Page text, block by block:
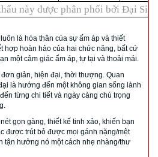
này được phân phối bởi Đại
là hóa thân của sự ấm áp và thiết
hợp hoàn hảo của hai chức năng, bất cứ
một cảm giác ấm áp, tự tại và thoải mái.
giản, hiện đại, thời thượng. Quan
là hướng đến một không gian sống lành
từng chi tiết và ngày càng chú trọng
gọn gàng, thiết kế tinh xảo, khiến bạn
được trút bỏ được mọi gánh nặng/mệt
tận hưởng nó một cách nhẹ nhàng/thư